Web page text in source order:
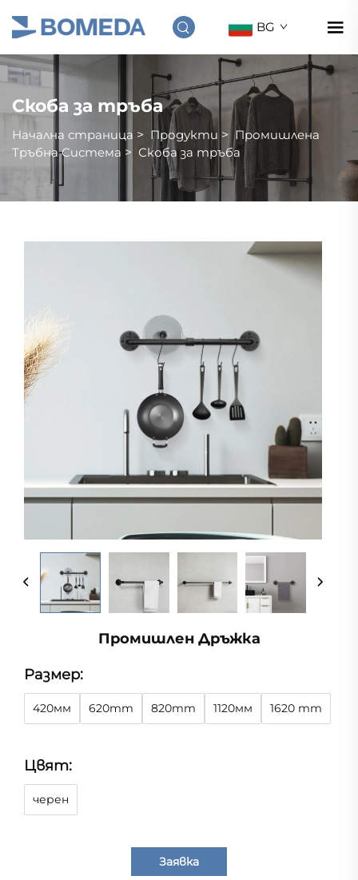
BG
Скоба за тръба
Начална страница > Продукти >Промишлена
Тръбна Система > Скоба за тръба
Промишлен Дръжка
Размер:
420мм 620mm 820mm 1120мм 1620 mm
Цвят:
черен
Заявка